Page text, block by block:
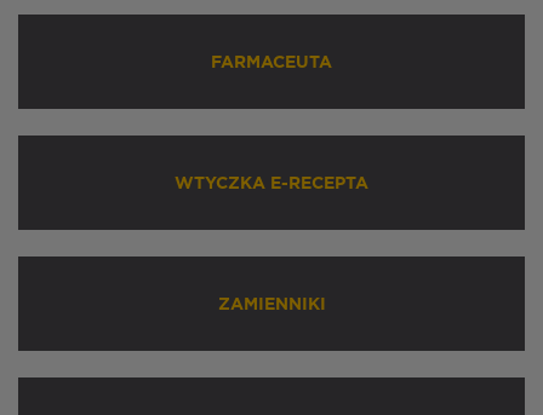
FARMACEUTA
WTYCZKA E-RECEPTA
ZAMIENNIKI